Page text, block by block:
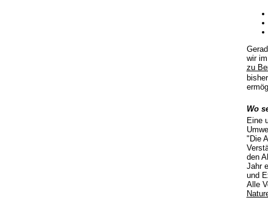
wir
zu
Wo
Eine
"Die
den
Jahr
und
Alle